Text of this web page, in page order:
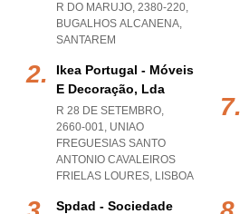
R DO MARUJO, 2380-220,
BUGALHOS ALCANENA,
SANTAREM
Ikea Portugal - Móveis
E Decoração, Lda
R 28 DE SETEMBRO,
2660-001, UNIAO
FREGUESIAS SANTO
ANTONIO CAVALEIROS
FRIELAS LOURES, LISBOA
Spdad - Sociedade